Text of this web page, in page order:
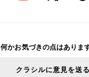
何かお気づきの点はありま
クラシルに意見を送る